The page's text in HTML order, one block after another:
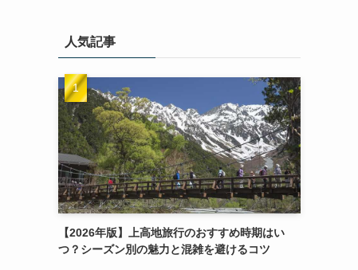
人気記事
【2026年版】上高地旅行のおすすめ時期はい
つ？シーズン別の魅力と混雑を避けるコツ